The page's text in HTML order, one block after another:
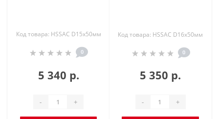
Код товара: HSSAC D15х50мм
0
5 340 р.
- +
Код товара: HSSAC D16х50мм
0
5 350 р.
- +